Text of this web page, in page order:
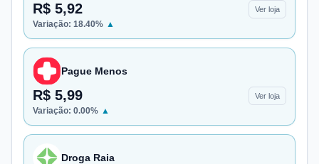
R$ 5,92 Ver loja
Variação: 18.40% ▲
Pague Menos
R$ 5,99 Ver loja
Variação: 0.00% ▲
Droga Raia